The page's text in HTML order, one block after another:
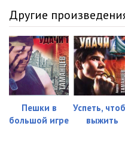
02-11
02-12
02-13
02-14
02-15
Другие
Пешки в
большой игре
Успеть,
выжить